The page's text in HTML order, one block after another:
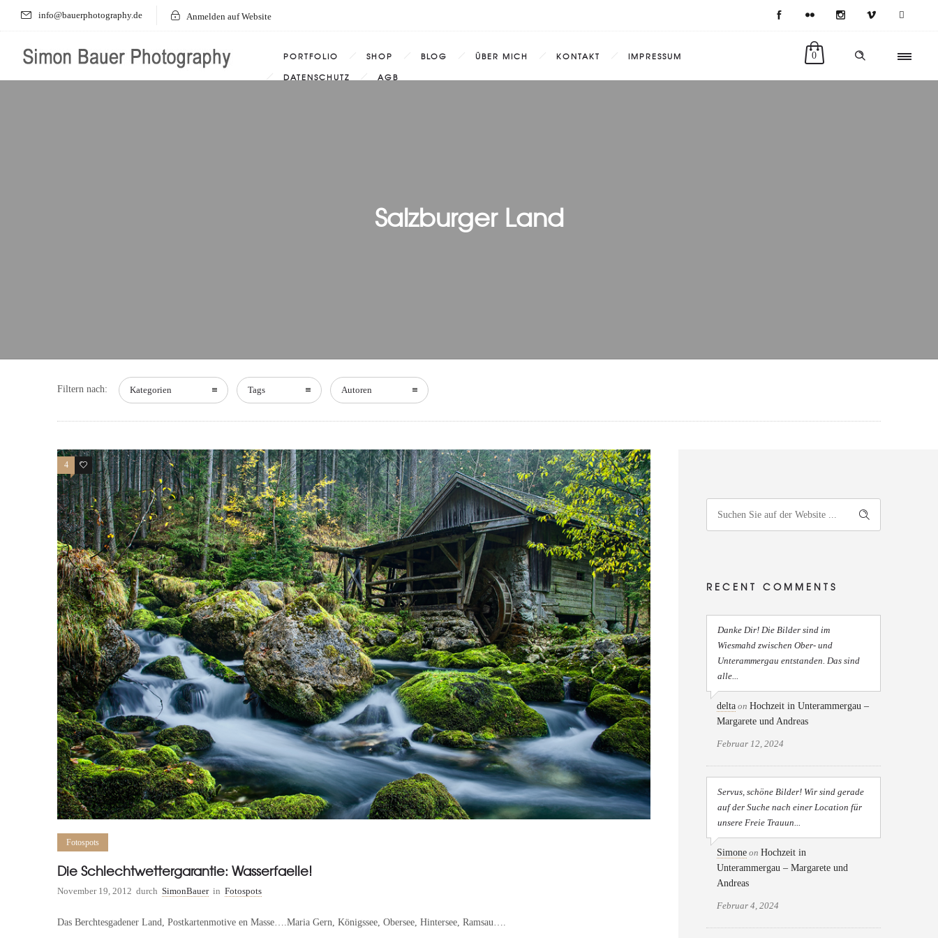
info@bauerphotography.de Anmelden auf Website
0
PORTFOLIO SHOP BLOG ÜBER MICH KONTAKT
IMPRESSUM
DATENSCHUTZ
AGB
Salzburger Land
Filtern nach: Kategorien Tags Autoren
4 1
Fotospots
Die Schlechtwettergarantie: Wasserfaelle!
November 19, 2012 durch SimonBauer in Fotospots
Das Berchtesgadener Land, Postkartenmotive en Masse….Maria Gern, Königssee, Obersee, Hintersee, Ramsau….
RECENT COMMENTS
Danke Dir! Die Bilder sind im
Wiesmahd zwischen Ober- und
Unterammergau entstanden. Das sind
alle...
delta on Hochzeit in Unterammergau –
Margarete und Andreas
Februar 12, 2024
Servus, schöne Bilder! Wir sind gerade
auf der Suche nach einer Location für
unsere Freie Trauun...
Simone on Hochzeit in
Unterammergau – Margarete und
Andreas
Februar 4, 2024